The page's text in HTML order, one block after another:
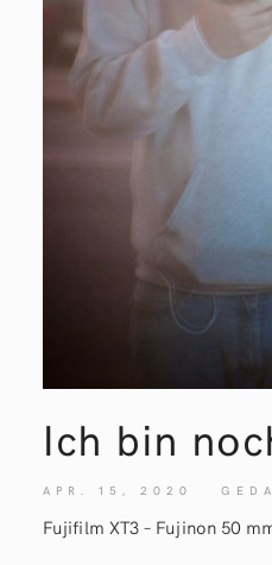
Ich bin
APR. 15, 2020
Fujifilm XT3 – Fujinon 50